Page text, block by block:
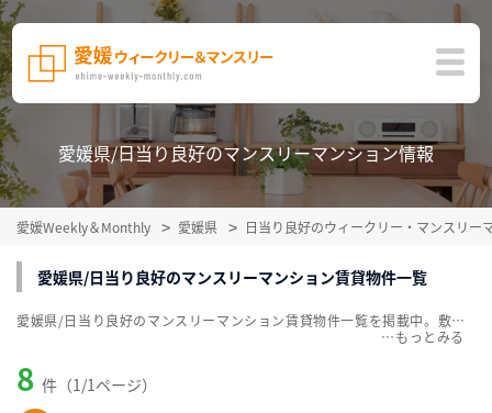
愛媛県/日当り良好のマンスリーマンション情報
愛媛Weekly＆Monthly 愛媛県 日当り良好のウィークリー・マンスリー
愛媛県/日当り良好のマンスリーマンション賃貸物件一覧
8 件（1/1ページ）
愛媛県/日当り良好のマンスリーマンション賃貸物件一覧を掲載中。敷金・礼金無料、家具・家電付をご紹介。こだわり条件での絞込みも簡単！
…